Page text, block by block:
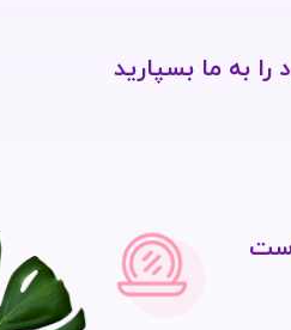
به ما بسپارید